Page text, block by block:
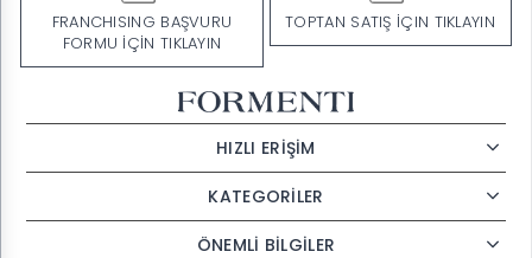
FRANCHISING BAŞVURU
FORMU İÇİN TIKLAYIN
TOPTAN SATIŞ İÇIN TIKLAYIN
HIZLI ERİŞİM
KATEGORİLER
ÖNEMLİ BİLGİLER